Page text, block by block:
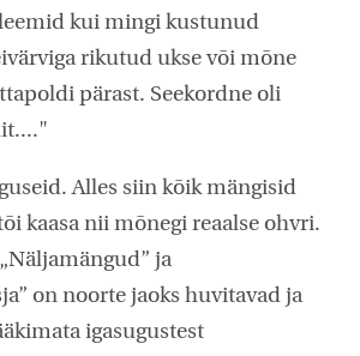
kui mingi kustunud
rikutud ukse või mõne
pärast. Seekordne oli
Alles siin kõik mängisid
kaasa nii mõnegi reaalse ohvri.
ja
on noorte jaoks huvitavad ja
igasugustest